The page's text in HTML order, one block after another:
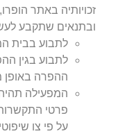
זכויותיה באתר
ובתנאים שתקבע
לתבוע בבית
לתבוע בגין
ההפרה באופן
המפעילה
פרטי
על פי צו